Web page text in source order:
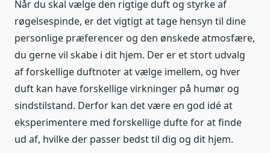
Når du skal vælge den rigtige duft og styrke af
røgelsespinde, er det vigtigt at tage hensyn til dine
personlige præferencer og den ønskede atmosfære,
du gerne vil skabe i dit hjem. Der er et stort udvalg
af forskellige duftnoter at vælge imellem, og hver
duft kan have forskellige virkninger på humør og
sindstilstand. Derfor kan det være en god idé at
eksperimentere med forskellige dufte for at finde
ud af, hvilke der passer bedst til dig og dit hjem.